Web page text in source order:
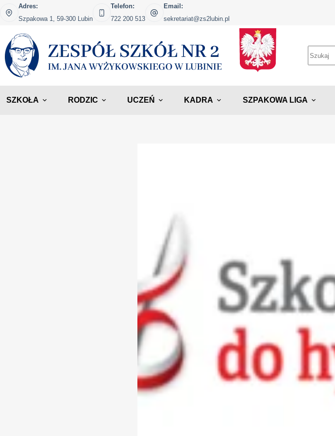
Adres:
Szpakowa 1, 59-300 Lubin
Telefon:
722 200 513
Email:
sekretariat@zs2lubin.pl
SZKOŁA RODZIC UCZEŃ KADRA SZPAKOWA LIGA